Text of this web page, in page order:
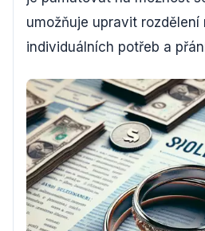
umožňuje upravit rozdělení
individuálních potřeb a